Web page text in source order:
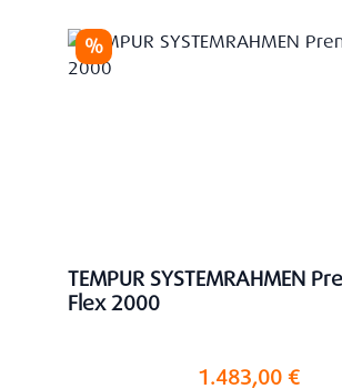
Rabatt
%
TEMPUR SYSTEMRAHMEN
Flex 2000
Verkaufspreis:1.483,00 €